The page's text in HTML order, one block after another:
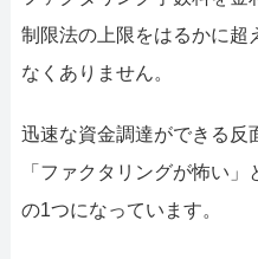
制限法の上限をはるかに超
なくありません。
迅速な資金調達ができる反
「ファクタリングが怖い
の1つになっています。